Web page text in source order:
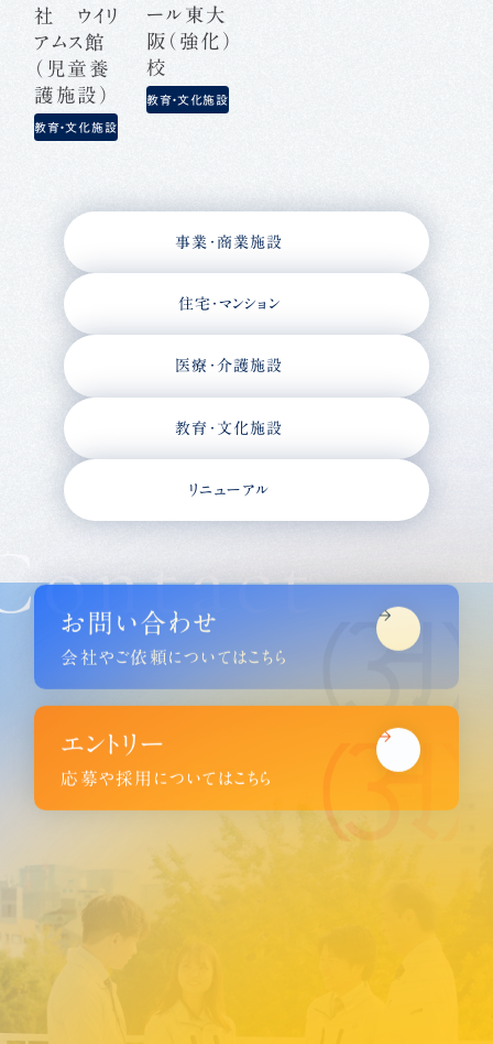
社 ウイリ
アムス館
（児童養
護施設）
教育・文化施設
ール東大
阪（強化）
校
教育・文化施設
事業・商業施設
住宅・マンション
医療・介護施設
教育・文化施設
リニューアル
お問い合わせ
会社やご依頼についてはこちら
エントリー
応募や採用についてはこちら